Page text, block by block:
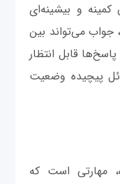
و بیشینه‌ای
جواب می‌تواند بین
پاسخ‌ها قابل انتظار
پیچیده وضعیت
مهارتی است که